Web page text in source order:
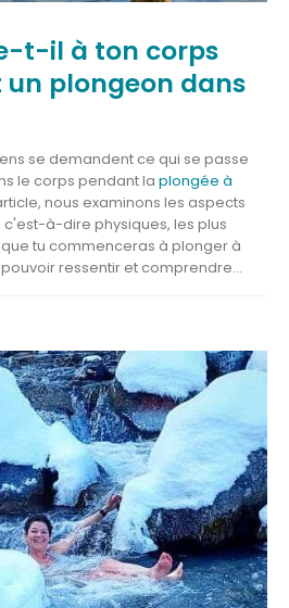
t-il à ton corps
plongeon dans
se demandent ce qui se passe
le corps pendant la plongée à
nous examinons les aspects
à-dire physiques, les plus
tu commenceras à plonger à
ressentir et comprendre...